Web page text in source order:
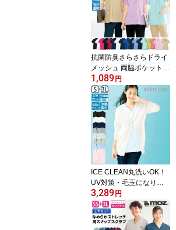
ミエ
抗菌防臭さらさらドライ
メッシュ 両脇ポケットポ
ロシャツ(男女兼用)速乾
作業着 作業服 涼しい ポ
ロシャツ ポケット付き
半袖 レディース メンズ
ユニフォーム スタッフ
介護士 ウェア 保育士 看
護師 ナース アンファミ
エ
1,089円
ICE CLEAN丸洗いOK！
UV対策・毛玉になりに
くいカーディガン(ロング
丈)ナース カーディガン
ナースカーディガン UV
UVカット 春夏 ナース服
3,289円